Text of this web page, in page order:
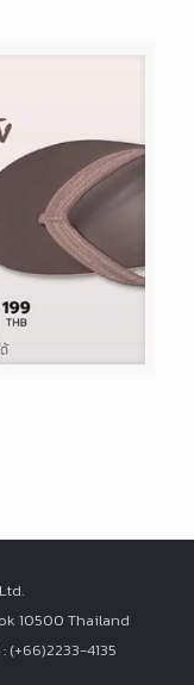
10500 Thailand
(+66)2233-4135